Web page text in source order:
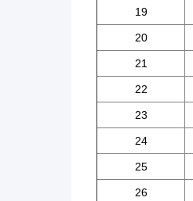
19
20
21
22
23
24
25
26